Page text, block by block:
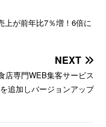
上が前年比7％増！6倍に
NEXT
店専門WEB集客サービス
追加しバージョンアップ